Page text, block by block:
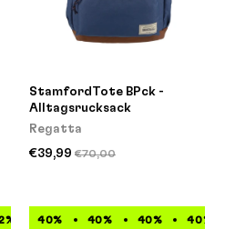
StamfordTote BPck -
Alltagsrucksack
Regatta
€39,99 €70,00
42% 42% 42% 42%
40% 40% 40% 40%